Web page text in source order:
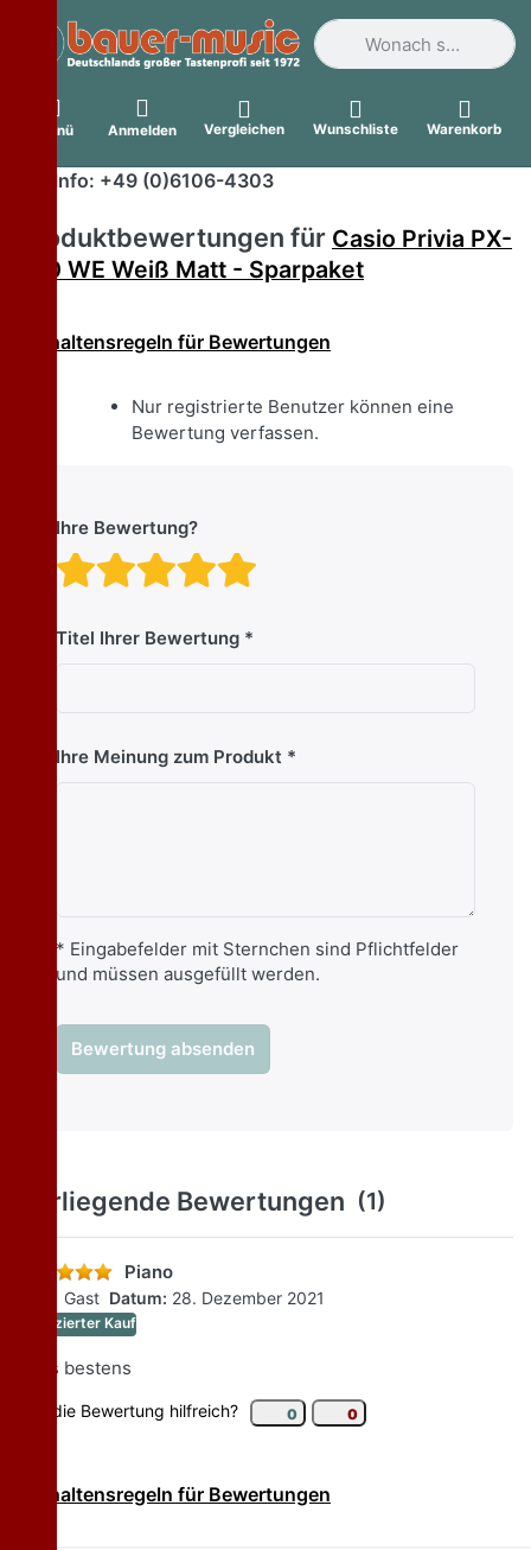
Geben Sie einen
Menü Anmelden Vergleichen Wunschliste Warenkorb
Info: +49 (0)6106-4303
Produktbewertungen für Casio Privia PX-
870 WE Weiß Matt - Sparpaket
Verhaltensregeln für Bewertungen
Nur registrierte Benutzer können eine
Bewertung verfassen.
Ihre Bewertung?
Bewertung: 4 von
Bewertung: 3 von 5
Bewertung: 2 von 5
Bewertung: 1 von 5
Titel Ihrer Bewertung
Ihre Meinung zum Produkt
* Eingabefelder mit Sternchen sind Pflichtfelder
und müssen ausgefüllt werden.
Bewertung absenden
Vorliegende Bewertungen (1)
Piano
Gast Datum: 28. Dezember 2021
Verifizierter Kauf
Alles bestens
War die Bewertung hilfreich? Ja - Hilfreich
0 Nein - Nicht hilfreich
0
Verhaltensregeln für Bewertungen